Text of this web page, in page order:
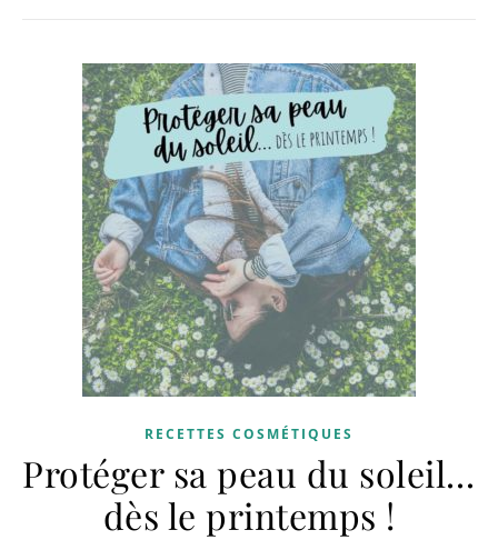
RECETTES COSMÉTIQUES
Protéger sa peau du soleil…
dès le printemps !